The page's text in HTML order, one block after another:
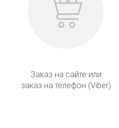
Заказ на сайте или
заказ на телефон (Viber)